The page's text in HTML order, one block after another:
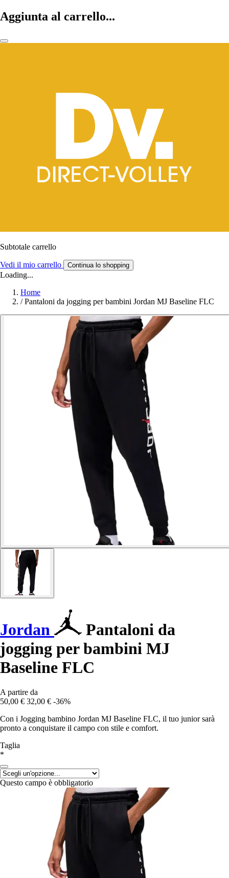
Aggiunta al carrello...
Subtotale carrello
Vedi il mio carrello Continua lo shopping
Loading...
Home
/ Pantaloni da jogging per bambini Jordan MJ Baseline FLC
Jordan
Pantaloni da
jogging per bambini MJ
Baseline FLC
A partire da
50,00 € 32,00 € -36%
Con i Jogging bambino Jordan MJ Baseline FLC, il tuo junior sarà
pronto a conquistare il campo con stile e comfort.
Taglia
*
Questo campo è obbligatorio